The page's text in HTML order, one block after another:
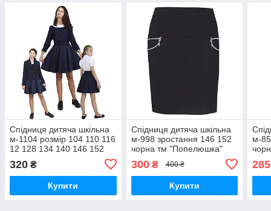
Спідниця дитяча шкільна
м-1104 розмір 104 110 116
12 128 134 140 146 152
синій
320 ₴
Купити
Спідниця дитяча шкільна
м-998 зростання 146 152
чорна тм "Попелюшка"
300₴ 400 ₴
Купити
м-
285